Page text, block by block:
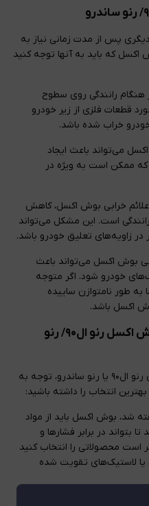
پس از مدت زمانی نیاز به
اکسل که باید به آنها توجه کنید
هنگام رانندگی روی سطوح
قطعات فلزی از زیر خودرو
خراب شده باشد.
می‌تواند باعث ایجاد
ممکن است به ویژه در
علائم خرابی بوش اکسل، کاهش
است. این مشکل می‌تواند
زاویه‌های تعلیق خودرو باشد.
بوش اکسل می‌تواند باعث
خودرو شود. اگر متوجه
طور نامتوازن ساییده
اکسل باشد.
نکات مهم در انتخاب و خرید بوش اکسل رنو ال۹۰/ رنو
هنگام خرید بوش اکسل برای خودروی رنو ال۹۰ یا رنو ساندرو، توجه به
انتخاب را داشته باشید:
شد، بوش اکسل باید از مواد
بتواند در برابر فشارها و
است محصولاتی را انتخاب کنید
یا لاستیک‌های تقویت شده